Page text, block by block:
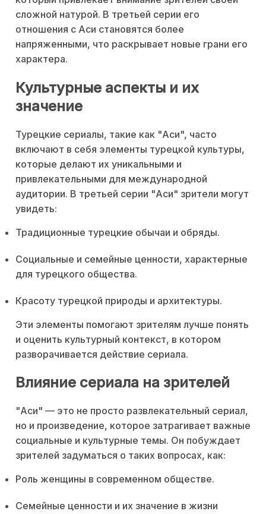
сложной натурой. В третьей серии его
отношения с Аси становятся более
напряженными, что раскрывает новые грани его
характера.
Культурные аспекты и их
значение
Турецкие сериалы, такие как "Аси", часто
включают в себя элементы турецкой культуры,
которые делают их уникальными и
привлекательными для международной
аудитории. В третьей серии "Аси" зрители могут
увидеть:
Традиционные турецкие обычаи и обряды.
Социальные и семейные ценности, характерные
для турецкого общества.
Красоту турецкой природы и архитектуры.
Эти элементы помогают зрителям лучше понять
и оценить культурный контекст, в котором
разворачивается действие сериала.
Влияние сериала на зрителей
"Аси" — это не просто развлекательный сериал,
но и произведение, которое затрагивает важные
социальные и культурные темы. Он побуждает
зрителей задуматься о таких вопросах, как:
Роль женщины в современном обществе.
Семейные ценности и их значение в жизни